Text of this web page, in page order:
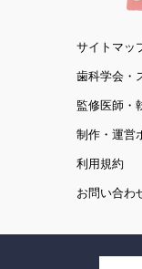
サイトマッ
歯科学会・
監修医師・
制作・運営
利用規約
お問い合わ